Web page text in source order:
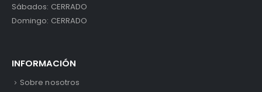
Sábados: CERRADO
Domingo: CERRADO
INFORMACIÓN
Sobre nosotros